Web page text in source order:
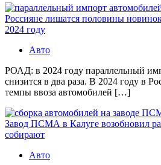
Россияне лишатся половины
2024 году
Авто
РОАД: в 2024 году параллельный
снизится в два раза. В 2024 году в
темпы ввоза автомобилей […]
Завод ПСМА в Калуге возобновил
собирают
Авто